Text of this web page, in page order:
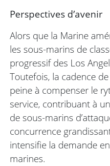
Perspectives d’avenir
Alors que la Marine
les sous-marins de
progressif des Los
Toutefois, la cadence
peine à compenser le
service, contribuant à
de sous-marins
concurrence
intensifie la demande
marines.